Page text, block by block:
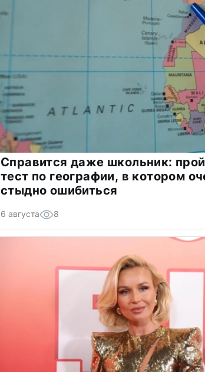
Справится даже школьник:
тест по географии, в котором
стыдно ошибиться
6 августа 8